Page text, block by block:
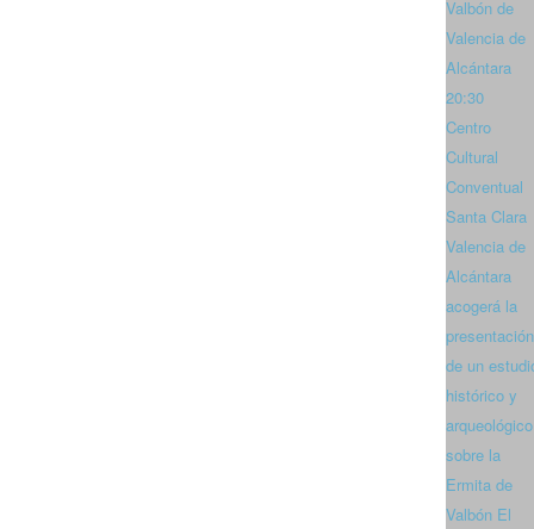
Valbón de
Valencia de
Alcántara
20:30
Centro
Cultural
Conventual
Santa Clara
Valencia de
Alcántara
acogerá la
presentación
de un
histórico y
arqueológico
sobre la
Ermita de
Valbón El